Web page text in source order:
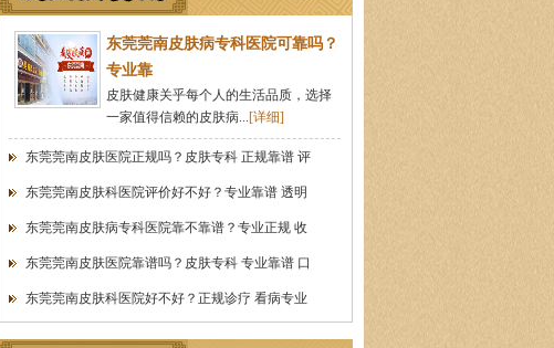
东莞莞南皮肤病专科医院可靠吗？
专业靠
皮肤健康关乎每个人的生活品质，选择
一家值得信赖的皮肤病...[详细]
东莞莞南皮肤医院正规吗？皮肤专科 正规靠谱 评
东莞莞南皮肤科医院评价好不好？专业靠谱 透明
东莞莞南皮肤病专科医院靠不靠谱？专业正规 收
东莞莞南皮肤医院靠谱吗？皮肤专科 专业靠谱 口
东莞莞南皮肤科医院好不好？正规诊疗 看病专业